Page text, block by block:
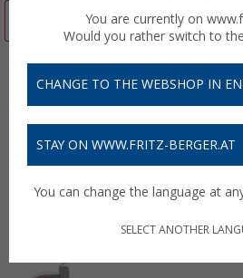
You are currently on
Would you rather switch to
CHANGE TO THE WEBSHOP IN
STAY ON WWW.FRITZ-BERGER.AT
You can change the language at
SELECT ANOTHER